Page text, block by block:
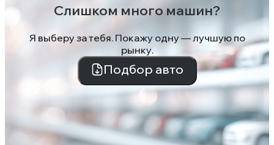
Слишком много машин?
Я выберу за тебя. Покажу одну — лучшую по
рынку.
Подбор авто